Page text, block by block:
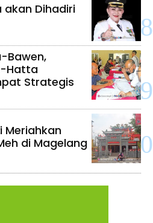
akan Dihadiri
Bawen,
Hatta
Strategis
Meriahkan
di Magelang